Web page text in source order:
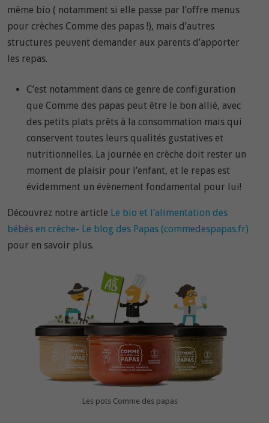
même bio ( notamment si elle passe par l’offre menus
pour crèches Comme des papas !), mais d’autres
structures peuvent demander aux parents d’apporter
les repas.
C’est notamment dans ce genre de configuration
que Comme des papas peut être le bon allié, avec
des petits plats prêts à la consommation mais qui
conservent toutes leurs qualités gustatives et
nutritionnelles. La journée en crèche doit rester un
moment de plaisir pour l’enfant, et le repas est
évidemment un évènement fondamental pour lui!
Découvrez notre article Le bio et l’alimentation des
bébés en crèche- Le blog des Papas (commedespapas.fr)
pour en savoir plus.
Les pots Comme des papas